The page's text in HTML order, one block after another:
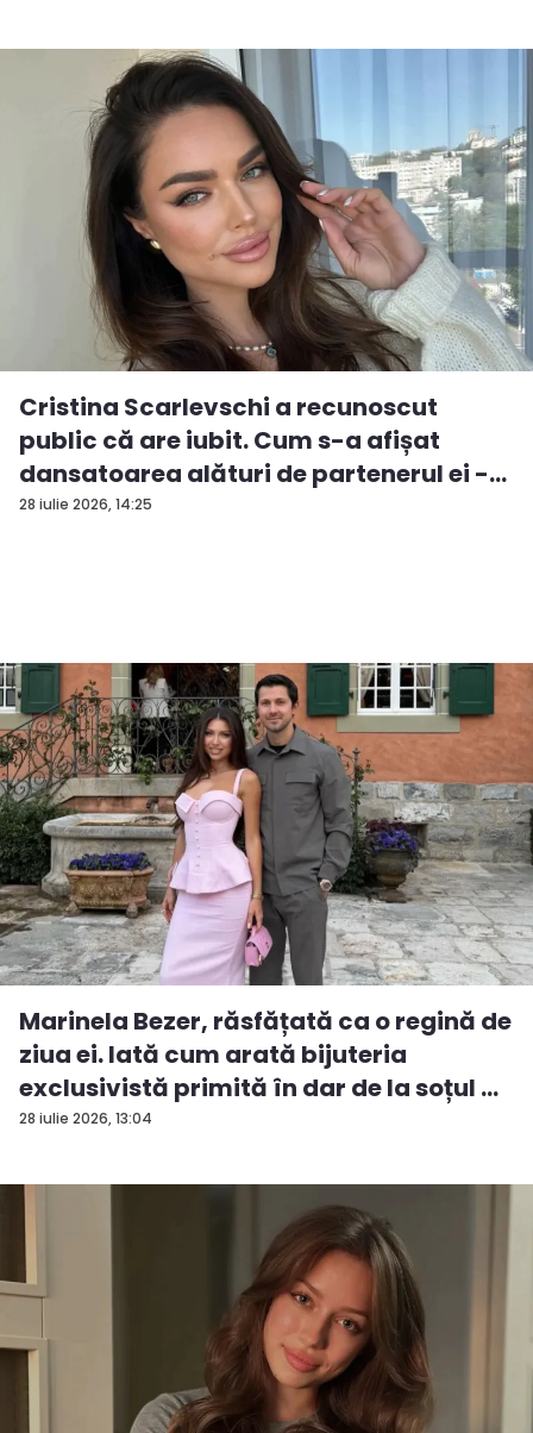
28 iulie 2026, 14:25
Cristina Scarlevschi a recunoscut
public că are iubit. Cum s-a afișat
dansatoarea alături de partenerul ei -
V...
28 iulie 2026, 13:04
Marinela Bezer, răsfățată ca o regină de
ziua ei. Iată cum arată bijuteria
exclusivistă primită în dar de la soțul ...